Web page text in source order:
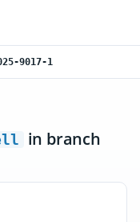
9017-1
in branch